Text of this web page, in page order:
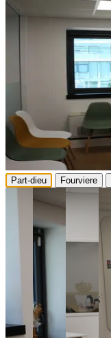
Part-dieu Fourviere